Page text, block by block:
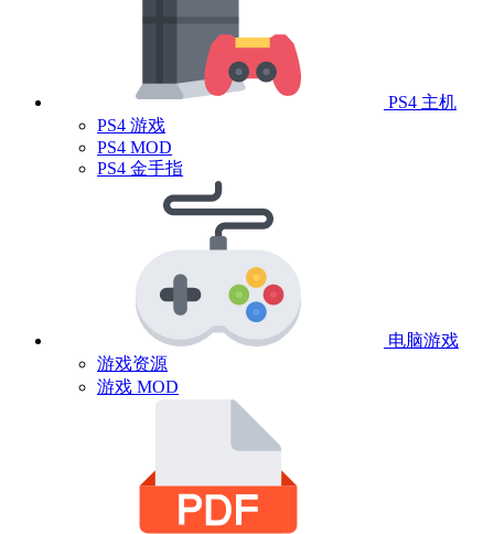
PS4 主机
PS4 游戏
PS4 MOD
PS4 金手指
电脑游戏
游戏资源
游戏 MOD